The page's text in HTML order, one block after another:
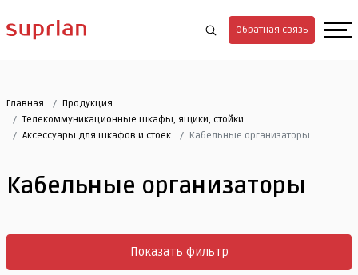
Обратная связь
Главная
Продукция
Телекоммуникационные шкафы, ящики, стойки
Аксессуары для шкафов и стоек
Кабельные организаторы
Кабельные организаторы
Показать фильтр